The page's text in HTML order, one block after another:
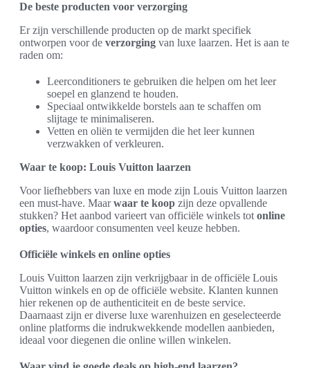
De beste producten voor verzorging
Er zijn verschillende producten op de markt specifiek
ontworpen voor de verzorging van luxe laarzen. Het is aan te
raden om:
Leerconditioners te gebruiken die helpen om het leer
soepel en glanzend te houden.
Speciaal ontwikkelde borstels aan te schaffen om
slijtage te minimaliseren.
Vetten en oliën te vermijden die het leer kunnen
verzwakken of verkleuren.
Waar te koop: Louis Vuitton laarzen
Voor liefhebbers van luxe en mode zijn Louis Vuitton laarzen
een must-have. Maarwaar te koop zijn deze opvallende
stukken? Het aanbod varieert van officiële winkels tot online
opties, waardoor consumenten veel keuze hebben.
Officiële winkels en online opties
Louis Vuitton laarzen zijn verkrijgbaar in de officiële Louis
Vuitton winkels en op de officiële website. Klanten kunnen
hier rekenen op de authenticiteit en de beste service.
Daarnaast zijn er diverse luxe warenhuizen en geselecteerde
online platforms die indrukwekkende modellen aanbieden,
ideaal voor diegenen die online willen winkelen.